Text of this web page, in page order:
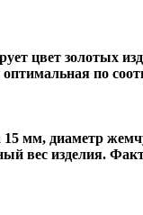
цвет золотых
по
15 мм, диаметр
вес изделия.